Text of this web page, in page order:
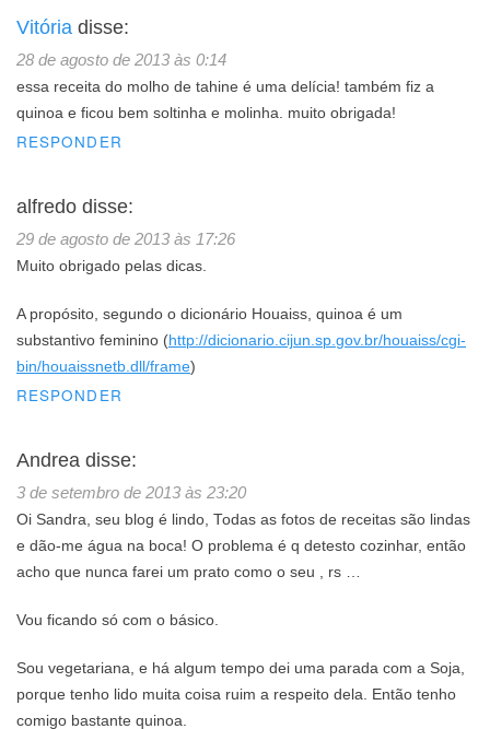
Vitória disse:
28 de agosto de 2013 às 0:14
essa receita do molho de tahine é uma delícia! também fiz a
quinoa e ficou bem soltinha e molinha. muito obrigada!
RESPONDER
alfredo disse:
29 de agosto de 2013 às 17:26
Muito obrigado pelas dicas.
A propósito, segundo o dicionário Houaiss, quinoa é um
substantivo feminino (http://dicionario.cijun.sp.gov.br/houaiss/cgi-
bin/houaissnetb.dll/frame)
RESPONDER
Andrea disse:
3 de setembro de 2013 às 23:20
Oi Sandra, seu blog é lindo, Todas as fotos de receitas são lindas
e dão-me água na boca! O problema é q detesto cozinhar, então
acho que nunca farei um prato como o seu , rs …
Vou ficando só com o básico.
Sou vegetariana, e há algum tempo dei uma parada com a Soja,
porque tenho lido muita coisa ruim a respeito dela. Então tenho
comigo bastante quinoa.